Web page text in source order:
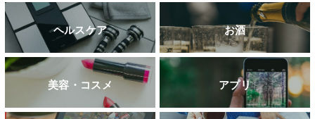
ヘルスケア お酒
美容・コスメ アプリ